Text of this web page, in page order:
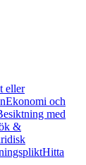
eller
Ekonomi och
med
&
Hitta